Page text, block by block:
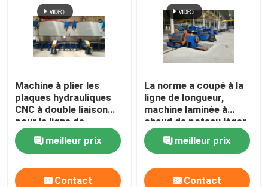
Machine à plier les
plaques hydrauliques
CNC à double liaison
pour la ligne de
production de poteaux
lumineuxmeilleur prix
Contact
La norme a coupé à la
ligne de longueur,
machine laminée à
chaud de poteau léger
d'acier doux pour 6m
8m 14mmeilleur prix
Contact